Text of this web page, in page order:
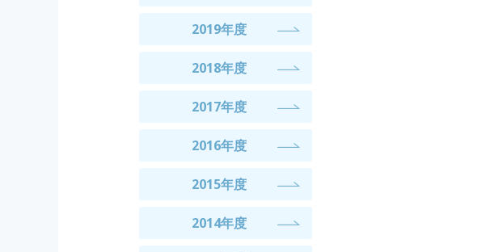
2019年度
2018年度
2017年度
2016年度
2015年度
2014年度